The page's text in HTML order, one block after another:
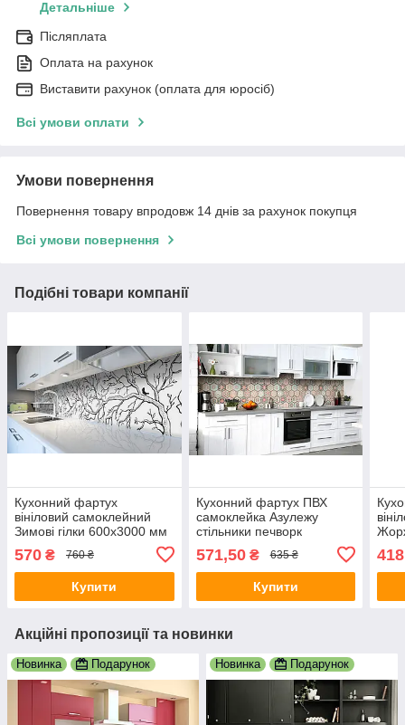
Детальніше
Післяплата
Оплата на рахунок
Виставити рахунок (оплата для юросіб)
Всі умови оплати
Умови повернення
Повернення товару впродовж 14 днів за рахунок покупця
Всі умови повернення
Подібні товари компанії
Кухонний фартух
вініловий самоклейний
Зимові гілки 600х3000 мм
Pocket Z181783
570 ₴ 760 ₴
Купити
Кухонний фартух ПВХ
самоклейка Азулежу
стільники печворк
стіну Happy Pocket
Z183671
571,50₴ 635 ₴
Купити
418
Акційні пропозиції та новинки
Новинка Подарунок Новинка Подарунок